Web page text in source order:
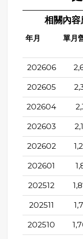
相關內
年月 單月
202606
202605
202604
202603
202602
202601
202512
202511
202510